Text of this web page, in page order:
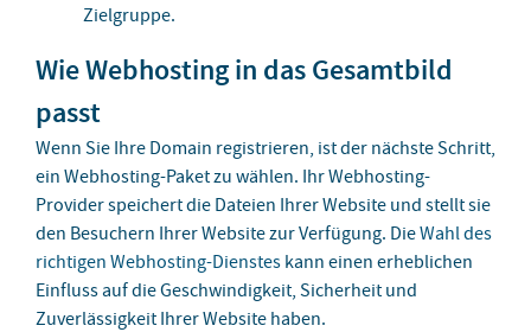
Zielgruppe.
Wie Webhosting in das Gesamtbild
passt
Wenn Sie Ihre Domain registrieren, ist der nächste Schritt,
ein Webhosting-Paket zu wählen. Ihr Webhosting-
Provider speichert die Dateien Ihrer Website und stellt sie
den Besuchern Ihrer Website zur Verfügung. DieWahl des
richtigen Webhosting-Dienstes kann einen erheblichen
Einfluss auf die Geschwindigkeit, Sicherheit und
Zuverlässigkeit Ihrer Website haben.